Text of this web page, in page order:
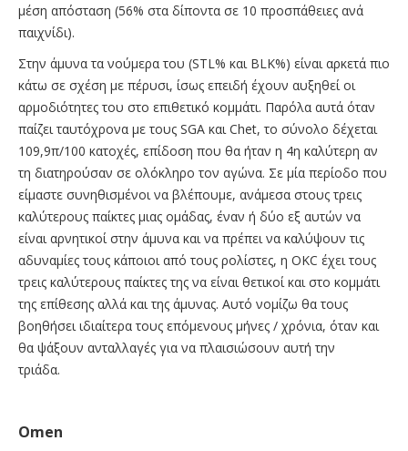
μέση απόσταση (56% στα δίποντα σε 10 προσπάθειες ανά
παιχνίδι).
Στην άμυνα τα νούμερα του (STL% και BLK%) είναι αρκετά πιο
κάτω σε σχέση με πέρυσι, ίσως επειδή έχουν αυξηθεί οι
αρμοδιότητες του στο επιθετικό κομμάτι. Παρόλα αυτά όταν
παίζει ταυτόχρονα με τους SGA και Chet, το σύνολο δέχεται
109,9π/100 κατοχές, επίδοση που θα ήταν η 4η καλύτερη αν
τη διατηρούσαν σε ολόκληρο τον αγώνα. Σε μία περίοδο που
είμαστε συνηθισμένοι να βλέπουμε, ανάμεσα στους τρεις
καλύτερους παίκτες μιας ομάδας, έναν ή δύο εξ αυτών να
είναι αρνητικοί στην άμυνα και να πρέπει να καλύψουν τις
αδυναμίες τους κάποιοι από τους ρολίστες, η OKC έχει τους
τρεις καλύτερους παίκτες της να είναι θετικοί και στο κομμάτι
της επίθεσης αλλά και της άμυνας. Αυτό νομίζω θα τους
βοηθήσει ιδιαίτερα τους επόμενους μήνες / χρόνια, όταν και
θα ψάξουν ανταλλαγές για να πλαισιώσουν αυτή την
τριάδα.
Omen